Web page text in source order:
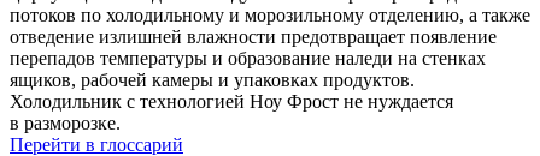
потоков по холодильному и морозильному отделению, а также
отведение излишней влажности предотвращает появление
перепадов температуры и образование наледи на стенках
ящиков, рабочей камеры и упаковках продуктов.
Холодильник с технологией Ноу Фрост не нуждается
в разморозке.
Перейти в глоссарий